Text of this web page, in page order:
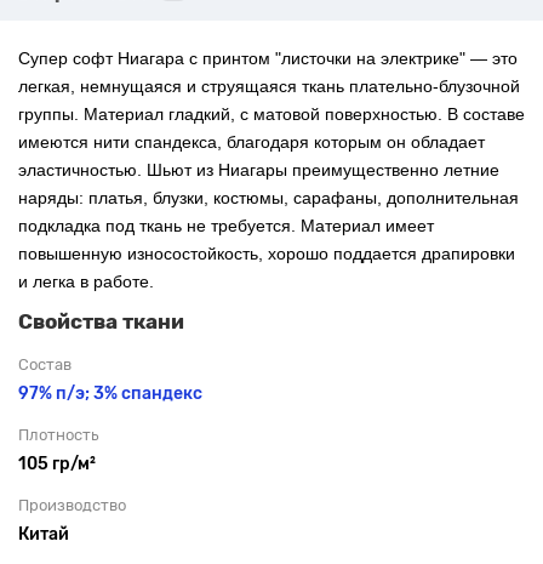
Супер софт Ниагара с принтом "листочки на электрике" — это
легкая, немнущаяся и струящаяся ткань плательно-блузочной
группы. Материал гладкий, с матовой поверхностью. В составе
имеются нити спандекса, благодаря которым он обладает
эластичностью. Шьют из Ниагары преимущественно летние
наряды: платья, блузки, костюмы, сарафаны, дополнительная
подкладка под ткань не требуется. Материал имеет
повышенную износостойкость, хорошо поддается драпировки
и легка в работе.
Свойства ткани
Состав
97% п/э; 3% спандекс
Плотность
105 гр/м²
Производство
Китай